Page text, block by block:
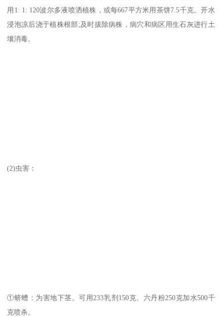
用1: 1: 120波尔多液喷洒植株，或每667平方米用茶饼7.5千克。开水
浸泡凉后浇于植株根部;及时拔除病株，病穴和病区用生石灰进行土
壤消毒。
(2)虫害：
①蛴螬：为害地下茎。可用233乳剂150克、六丹粉250克加水500千
克喷杀。